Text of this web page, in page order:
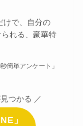
けで、自分の
られる、豪華特
簡単アンケート」
つかる ／
」